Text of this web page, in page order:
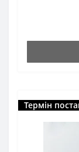
Термін